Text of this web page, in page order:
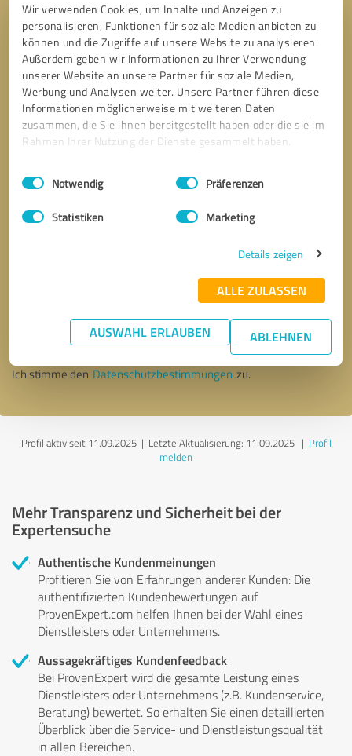
Wir verwenden Cookies, um Inhalte und Anzeigen zu
personalisieren, Funktionen für soziale Medien anbieten zu
können und die Zugriffe auf unsere Website zu analysieren.
Außerdem geben wir Informationen zu Ihrer Verwendung
unserer Website an unsere Partner für soziale Medien,
Werbung und Analysen weiter. Unsere Partner führen diese
Informationen möglicherweise mit weiteren Daten
zusammen, die Sie ihnen bereitgestellt haben oder die sie im
Rahmen Ihrer Nutzung der Dienste gesammelt haben.
Impressum Datenschutzbestimmungen
Einwilligungsauswahl
Notwendig Präferenzen
Statistiken Marketing
Details zeigen
ALLE ZULASSEN
AUSWAHL ERLAUBEN ABLEHNEN
* Erforderliche Angaben
Nachricht senden
Ich stimme den Datenschutzbestimmungen zu.
Profil aktiv seit 11.09.2025 | Letzte Aktualisierung: 11.09.2025| Profil
melden
Mehr Transparenz und Sicherheit bei der
Expertensuche
Authentische Kundenmeinungen
Profitieren Sie von Erfahrungen anderer Kunden: Die
authentifizierten Kundenbewertungen auf
ProvenExpert.com helfen Ihnen bei der Wahl eines
Dienstleisters oder Unternehmens.
Aussagekräftiges Kundenfeedback
Bei ProvenExpert wird die gesamte Leistung eines
Dienstleisters oder Unternehmens (z.B. Kundenservice,
Beratung) bewertet. So erhalten Sie einen detaillierten
Überblick über die Service- und Dienstleistungsqualität
in allen Bereichen.